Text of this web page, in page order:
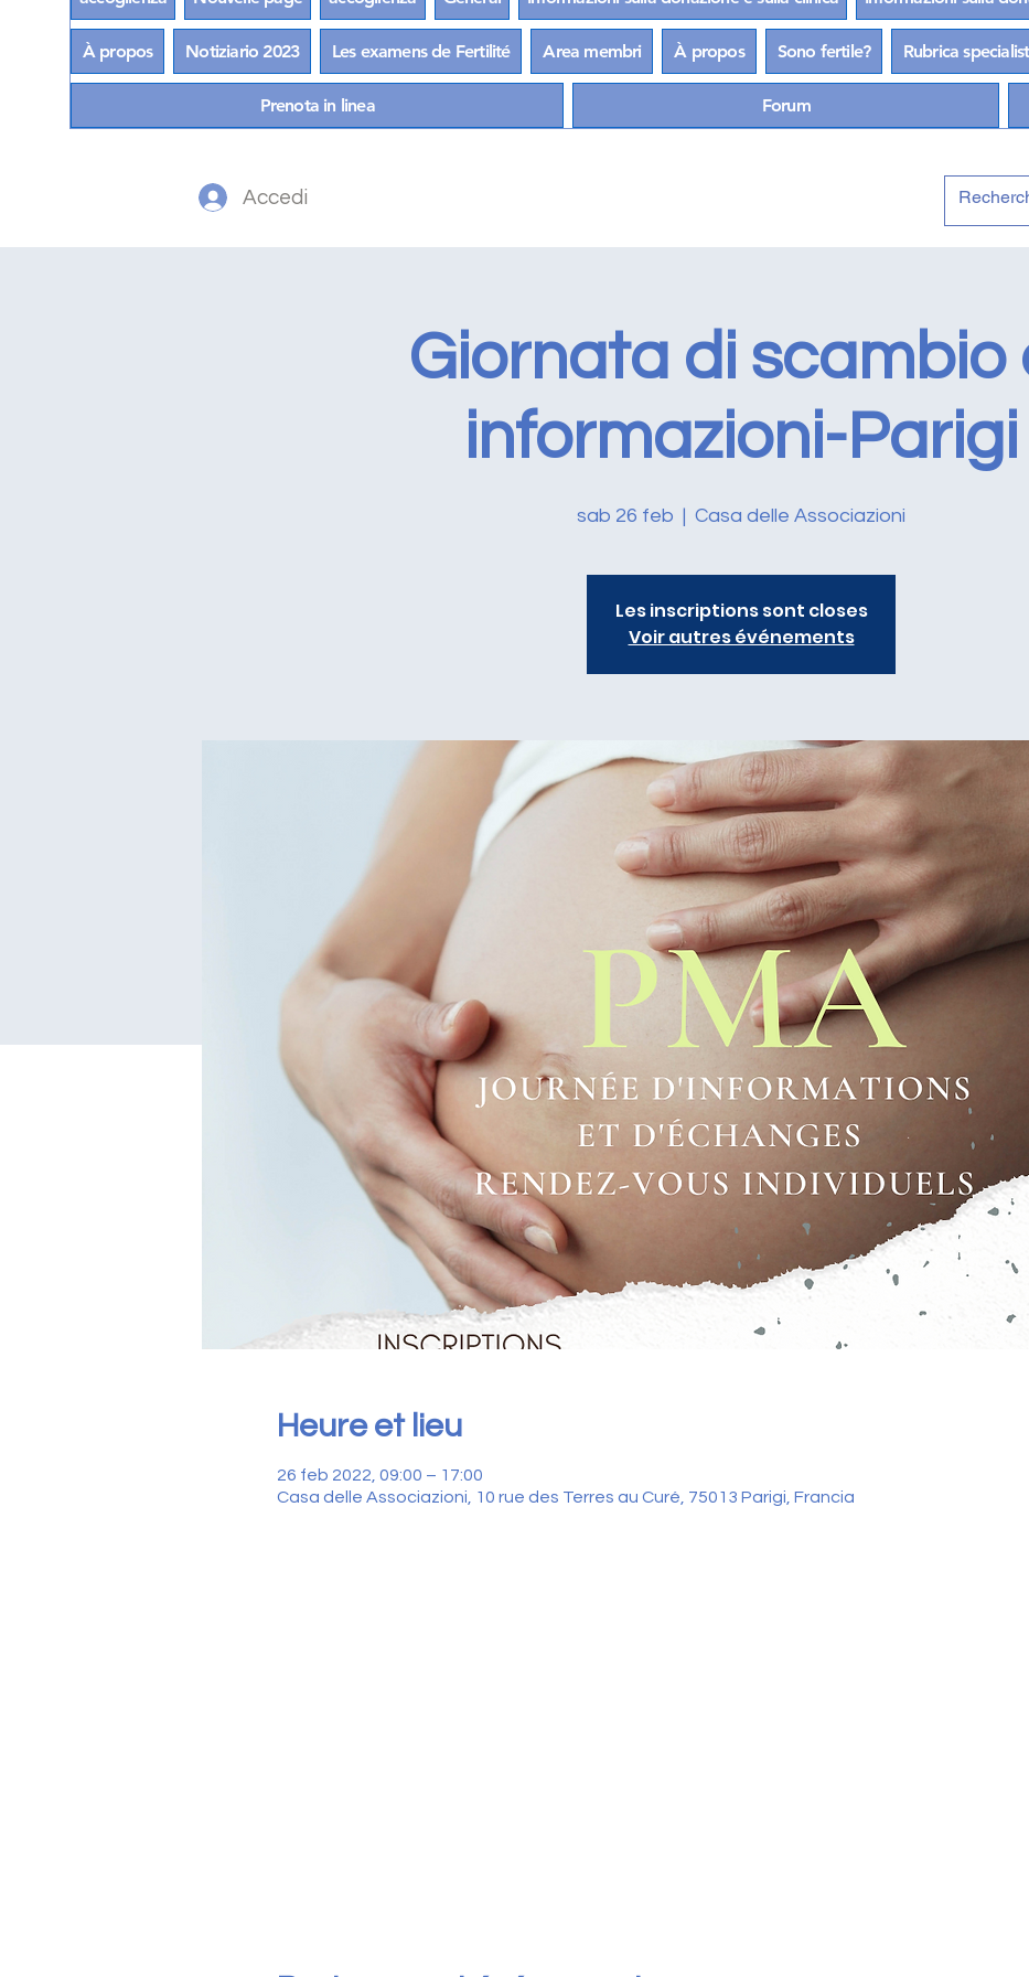
À propos Notiziario 2023 Les examens de Fertilité Area membri À propos Sono fertile? Rubrica
Prenota in linea Forum
Accedi
Giornata di scambio
informazioni-Parigi
sab 26 feb
  |
Casa delle Associazioni
Les inscriptions sont closes
Voir autres événements
Heure et lieu
26 feb 2022, 09:00 – 17:00
Casa delle Associazioni, 10 rue des Terres au Curé, 75013 Parigi, Francia